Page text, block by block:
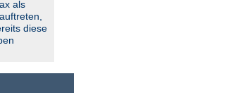
als
diese